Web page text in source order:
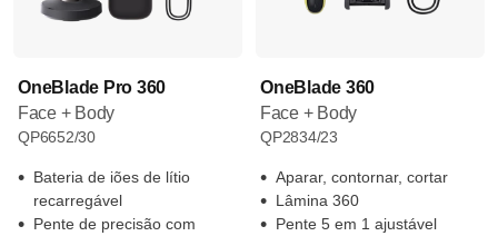
OneBlade Pro 360
Face + Body
QP6652/30
Bateria de iões de lítio
recarregável
Pente de precisão com
OneBlade 360
Face + Body
QP2834/23
Aparar, contornar, cortar
Lâmina 360
Pente 5 em 1 ajustável